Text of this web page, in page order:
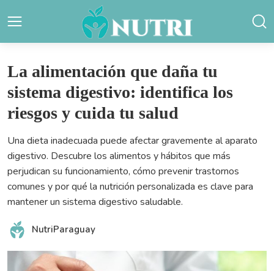
La alimentación que daña tu
sistema digestivo: identifica los
riesgos y cuida tu salud
Una dieta inadecuada puede afectar gravemente al aparato
digestivo. Descubre los alimentos y hábitos que más
perjudican su funcionamiento, cómo prevenir trastornos
comunes y por qué la nutrición personalizada es clave para
mantener un sistema digestivo saludable.
NutriParaguay